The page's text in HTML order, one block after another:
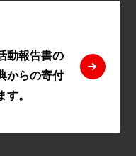
動報告書の
からの寄付
。